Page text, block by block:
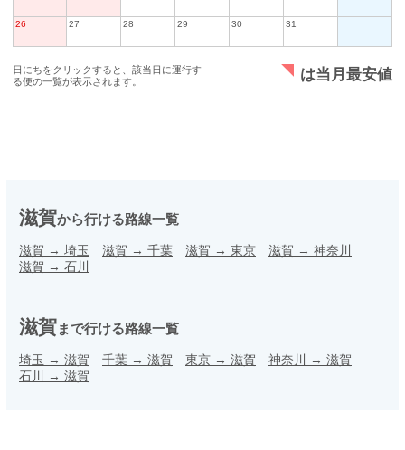
26 27 28 29 30 31
日にちをクリックすると、該当日に運行す
る便の一覧が表示されます。
は当月最安値
滋賀から行ける路線一覧
滋賀 → 埼玉 滋賀 → 千葉 滋賀 → 東京 滋賀 → 神奈川
滋賀 → 石川
滋賀まで行ける路線一覧
埼玉 → 滋賀 千葉 → 滋賀 東京 → 滋賀 神奈川 → 滋賀
石川 → 滋賀